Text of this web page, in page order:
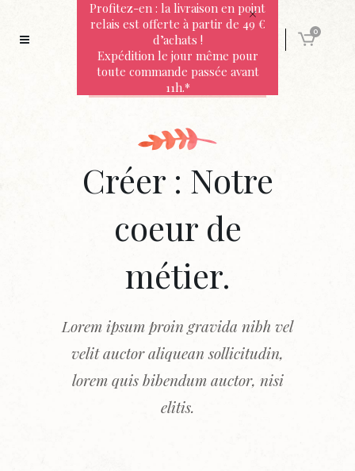
0
Créer : Notre
coeur de
métier.
Lorem ipsum proin gravida nibh vel
velit auctor aliquean sollicitudin,
lorem quis bibendum auctor, nisi
elitis.
Profitez-en : la livraison en point
relais est offerte à partir de 49 €
d’achats !
Expédition le jour même pour
toute commande passée avant
11h.*